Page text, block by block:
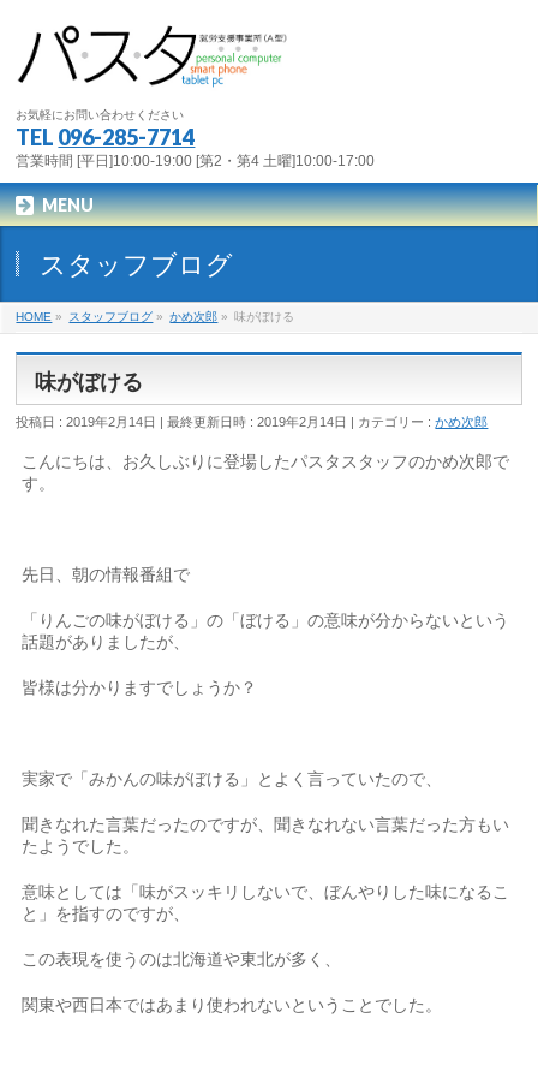
お気軽にお問い合わせください
TEL 096-285-7714
営業時間 [平日]10:00-19:00 [第2・第4 土曜]10:00-17:00
MENU
スタッフブログ
HOME » スタッフブログ » かめ次郎 » 味がぼける
味がぼける
投稿日 : 2019年2月14日 最終更新日時 : 2019年2月14日 カテゴリー :かめ次郎
こんにちは、お久しぶりに登場したパスタスタッフのかめ次郎で
す。
先日、朝の情報番組で
「りんごの味がぼける」の「ぼける」の意味が分からないという
話題がありましたが、
皆様は分かりますでしょうか？
実家で「みかんの味がぼける」とよく言っていたので、
聞きなれた言葉だったのですが、聞きなれない言葉だった方もい
たようでした。
意味としては「味がスッキリしないで、ぼんやりした味になるこ
と」を指すのですが、
この表現を使うのは北海道や東北が多く、
関東や西日本ではあまり使われないということでした。